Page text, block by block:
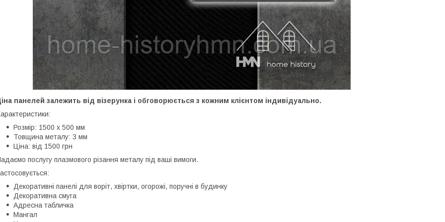
панелей залежить від візерунка і обговорюється з кожним клієнтом індивідуально.
Розмір: 1500 х 500 мм
Товщина металу: 3 мм
Ціна: від 1500 грн
послугу плазмового різання металу під ваші вимоги.
Декоративні панелі для воріт, хвіртки, огорожі, поручні в будинку
Декоративна смуга
Адресна табличка
Мангал